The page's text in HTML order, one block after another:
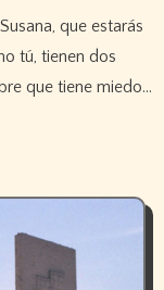
tú, tienen dos
que tiene miedo…